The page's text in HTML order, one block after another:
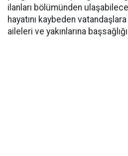
ilanları bölümünden
hayatını kaybeden
aileleri ve yakınlarına